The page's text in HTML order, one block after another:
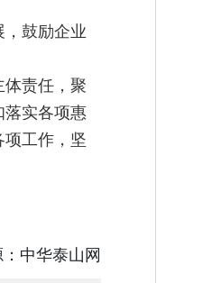
鼓励企业
责任，聚
落实各项惠
工作，坚
中华泰山网